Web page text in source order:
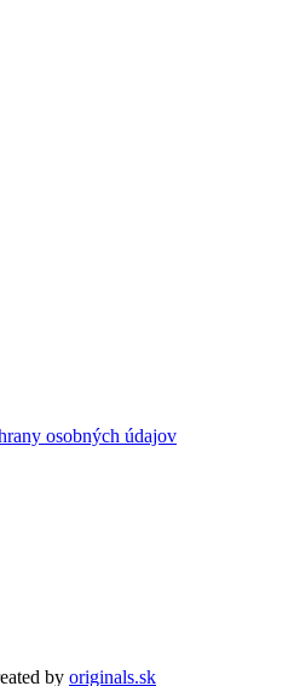
osobných údajov
by originals.sk